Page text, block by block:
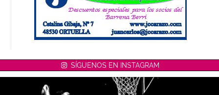
SÍGUENOS EN INSTAGRAM